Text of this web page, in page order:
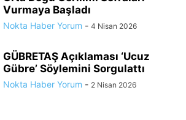
Vurmaya Başladı
Nokta Haber Yorum - 4 Nisan 2026
GÜBRETAŞ Açıklaması ‘Ucuz
Gübre’ Söylemini Sorgulattı
Nokta Haber Yorum - 2 Nisan 2026